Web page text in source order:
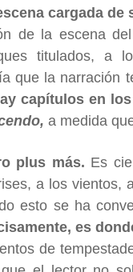
cargada de
de la escena
titulados, a
que la narración
capítulos en
a medida
plus más. Es
a los vientos,
esto se ha
es
de